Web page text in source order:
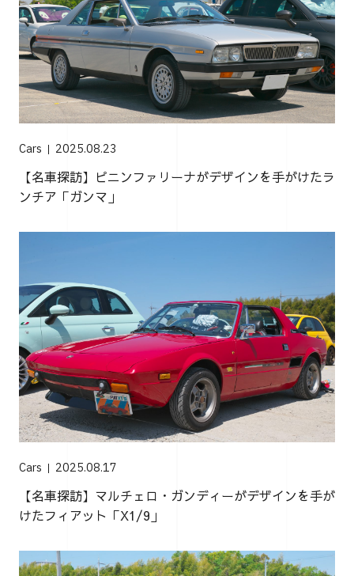
Cars 2025.08.23
【名車探訪】ピニンファリーナがデザインを手がけたラ
ンチア「ガンマ」
Cars 2025.08.17
【名車探訪】マルチェロ・ガンディーがデザインを手が
けたフィアット「X1/9」